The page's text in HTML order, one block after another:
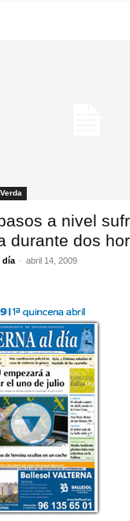
a nivel
durante dos
día - abril 14, 2009